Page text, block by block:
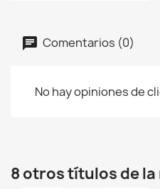
Comentarios (0)
No hay opiniones de
8 otros títulos de